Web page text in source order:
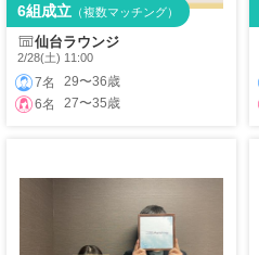
仙台ラウンジ
2/28(土) 11:00
7名
29〜36歳
6名
27〜35歳
6組成立 （複数マッチング）